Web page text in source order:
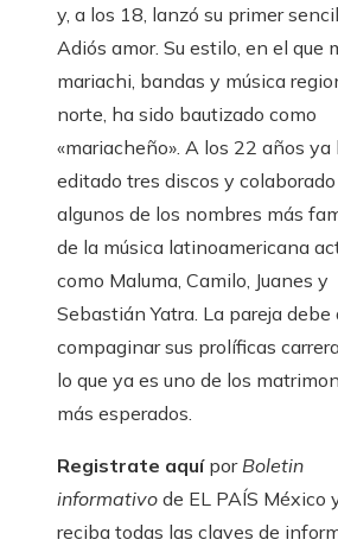
y, a los 18, lanzó su primer
Adiós amor. Su estilo, en el que
mariachi, bandas y música
norte, ha sido bautizado como
«mariacheño». A los 22 años ya
editado tres discos y
algunos de los nombres más
de la música latinoamericana
como Maluma, Camilo, Juanes y
Sebastián Yatra. La pareja debe
compaginar sus prolíficas
lo que ya es uno de los
más esperados.
Registrate aquí porBoletin
informativo de EL PAÍS México
reciba todas las claves de